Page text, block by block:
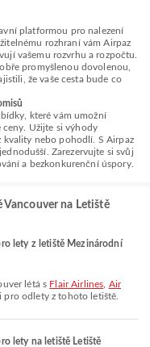
platformou pro nalezení
rozhraní vám Airpaz
vašemu rozvrhu a rozpočtu.
promyšlenou dovolenou,
že vaše cesta bude co
které vám umožní
ceny. Užijte si výhody
kvality nebo pohodlí. S Airpaz
Zarezervujte si svůj
a bezkonkurenční úspory.
Vancouver na Letiště
lety z letiště Mezinárodní
létá s Flair Airlines Air
pro odlety z tohoto letiště.
lety na letiště Letiště